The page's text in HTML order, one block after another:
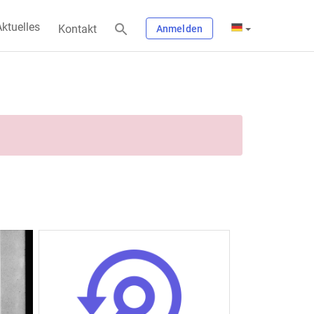
Kontakt Anmelden